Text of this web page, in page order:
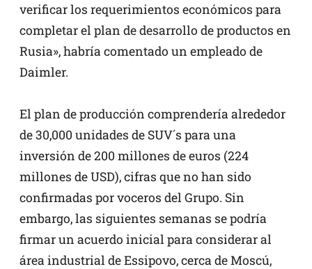
verificar los requerimientos económicos para
completar el plan de desarrollo de productos en
Rusia», habría comentado un empleado de
Daimler.
El plan de producción comprendería alrededor
de 30,000 unidades de SUV´s para una
inversión de 200 millones de euros (224
millones de USD), cifras que no han sido
confirmadas por voceros del Grupo. Sin
embargo, las siguientes semanas se podría
firmar un acuerdo inicial para considerar al
área industrial de Essipovo, cerca de Moscú,